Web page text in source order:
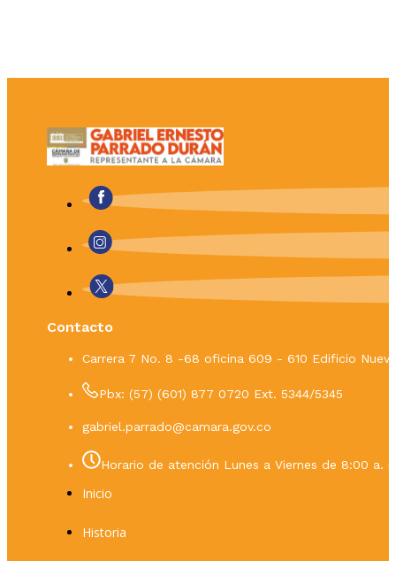
Contacto
Carrera 7 No. 8 -68 oficina 609 - 610 Edificio
Pbx: (57) (601) 877 0720 Ext. 5344/5345
gabriel.parrado@camara.gov.co
Horario de atención Lunes a Viernes de 8:00 a.
Inicio
Historia